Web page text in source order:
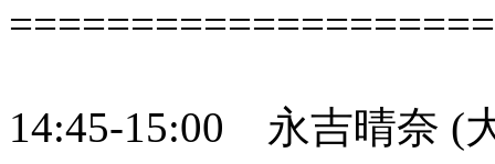
14:45-15:00 永吉晴奈 (